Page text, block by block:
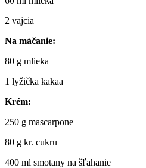
2 vajcia
Na máčanie:
80 g mlieka
1 lyžička kakaa
Krém:
250 g mascarpone
80 g kr. cukru
400 ml smotany na šľahanie